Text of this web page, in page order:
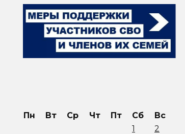
Пн Вт Ср Чт Пт Сб
Вс
1
2